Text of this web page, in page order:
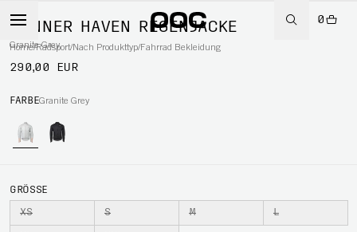
0
Home/Radsport/Nach Produkttyp/Fahrrad Bekleidung
MÄNNER HAVEN REGENJACKE
Granite Grey
290,00 EUR
FARBEGranite Grey
GRÖSSE
XS S M L